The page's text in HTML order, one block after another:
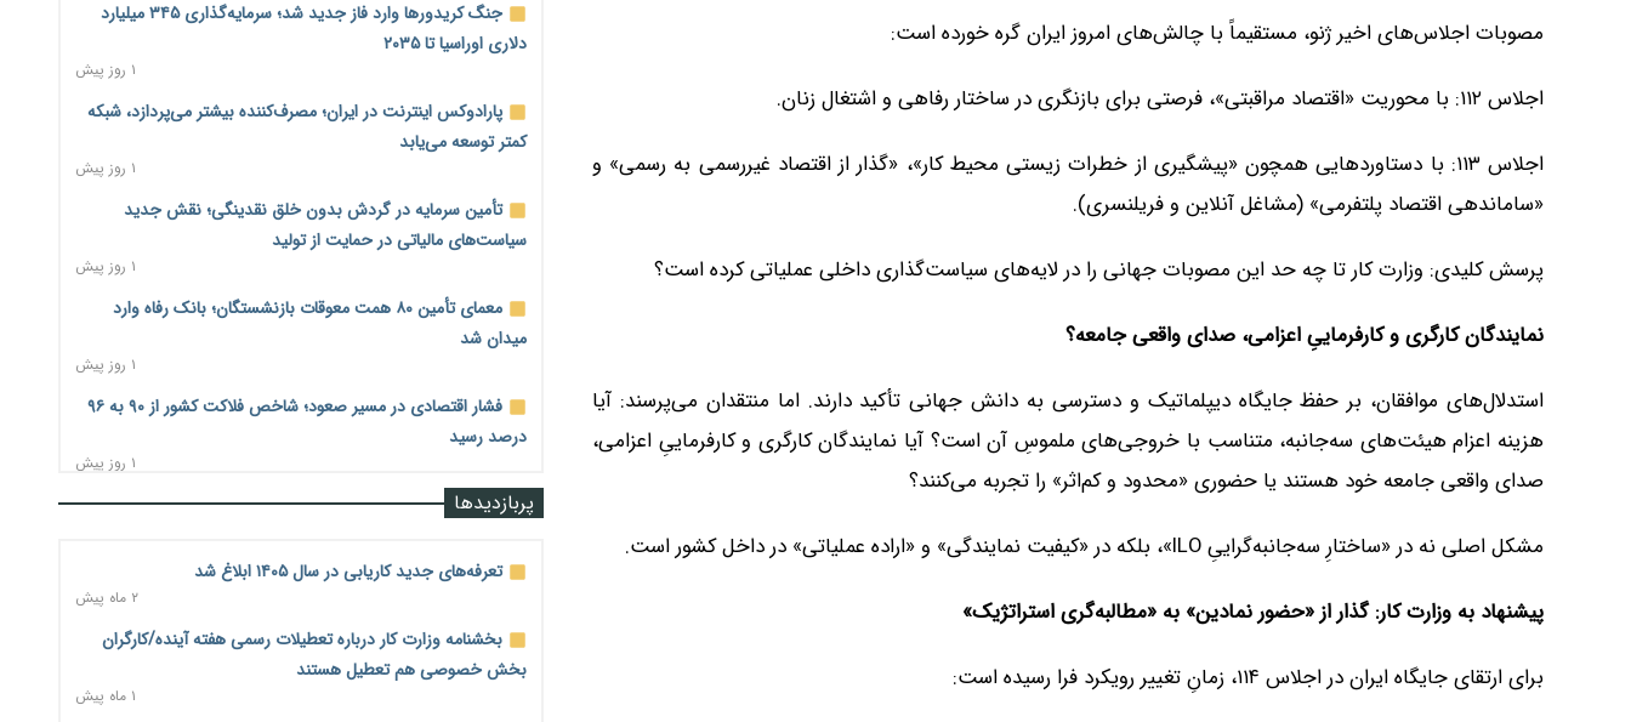
مصوبات اجلاس‌های اخیر ژنو، مستقیماً با چالش‌های امروز ایران گره خورده است:
اجلاس ۱۱۲: با محوریت «اقتصاد مراقبتی»، فرصتی برای بازنگری در ساختار رفاهی و اشتغال زنان.
اجلاس ۱۱۳: با دستاوردهایی همچون «پیشگیری از خطرات زیستی محیط کار»، «گذار از اقتصاد غیررسمی به رسمی» و
«ساماندهی اقتصاد پلتفرمی» (مشاغل آنلاین و فریلنسری).
پرسش کلیدی: وزارت کار تا چه حد این مصوبات جهانی را در لایه‌های سیاست‌گذاری داخلی عملیاتی کرده است؟
نمایندگان کارگری و کارفرماییِ اعزامی، صدای واقعی جامعه؟
استدلال‌های موافقان، بر حفظ جایگاه دیپلماتیک و دسترسی به دانش جهانی تأکید دارند. اما منتقدان می‌پرسند: آیا
هزینه اعزام هیئت‌های سه‌جانبه، متناسب با خروجی‌های ملموسِ آن است؟ آیا نمایندگان کارگری و کارفرماییِ اعزامی،
صدای واقعی جامعه خود هستند یا حضوری «محدود و کم‌اثر» را تجربه می‌کنند؟
مشکل اصلی نه در «ساختارِ سه‌جانبه‌گراییِ ILO»، بلکه در «کیفیت نمایندگی» و «اراده عملیاتی» در داخل کشور است.
پیشنهاد به وزارت کار: گذار از «حضور نمادین» به «مطالبه‌گری استراتژیک»
برای ارتقای جایگاه ایران در اجلاس ۱۱۴، زمانِ تغییر رویکرد فرا رسیده است:
جنگ کریدورها وارد فاز جدید شد؛ سرمایه‌گذاری ۳۴۵ میلیارد
دلاری اوراسیا تا ۲۰۳۵
۱ روز پیش
پارادوکس اینترنت در ایران؛ مصرف‌کننده بیشتر می‌پردازد، شبکه
کمتر توسعه می‌یابد
۱ روز پیش
تأمین سرمایه در گردش بدون خلق نقدینگی؛ نقش جدید
سیاست‌های مالیاتی در حمایت از تولید
۱ روز پیش
معمای تأمین ۸۰ همت معوقات بازنشستگان؛ بانک رفاه وارد
میدان شد
۱ روز پیش
فشار اقتصادی در مسیر صعود؛ شاخص فلاکت کشور از ۹۰ به ۹۶
درصد رسید
۱ روز پیش
رشد ۷۵ هزار میلیاردی بازار خرید اعتباری؛ فین‌تک‌ها وارد میدان
۱ روز پیش
آغاز اجرای پایلوت «ردا کارت» برای دانشجویان تحصیلات تکمیلی
۱ روز پیش
پربازدیدها
تعرفه‌های جدید کاریابی در سال ۱۴۰۵ ابلاغ شد
۲ ماه پیش
بخشنامه وزارت کار درباره تعطیلات رسمی هفته آینده/کارگران
بخش خصوصی هم تعطیل هستند
۱ ماه پیش